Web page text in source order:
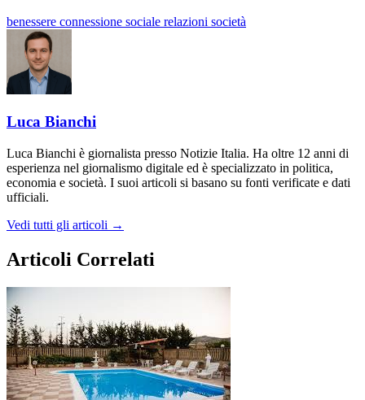
benessere connessione sociale relazioni società
Luca Bianchi
Luca Bianchi è giornalista presso Notizie Italia. Ha oltre 12 anni di
esperienza nel giornalismo digitale ed è specializzato in politica,
economia e società. I suoi articoli si basano su fonti verificate e dati
ufficiali.
Vedi tutti gli articoli →
Articoli Correlati